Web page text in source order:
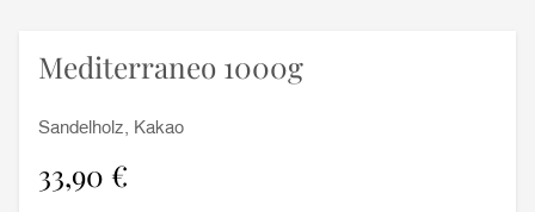
Mediterraneo 1000g
Sandelholz, Kakao
33,90 €